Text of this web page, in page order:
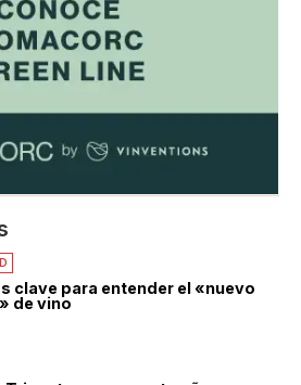
clave para entender el «nuevo
de vino